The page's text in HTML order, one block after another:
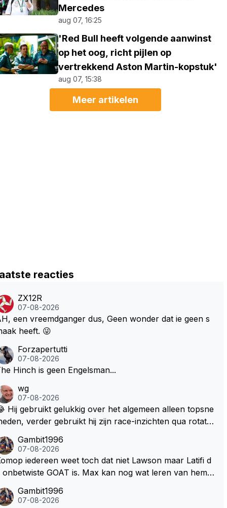
Mercedes
aug 07, 16:25
'Red Bull heeft volgende aanwinst
op het oog, richt pijlen op
vertrekkend Aston Martin-kopstuk'
aug 07, 15:38
Meer artikelen
reacties
ZX12R
07-08-2026
een vreemdganger dus, Geen wonder dat ie geen s
heeft. 😜
Forzapertutti
07-08-2026
Hinch is geen Engelsman...
wg
07-08-2026
Hij gebruikt gelukkig over het algemeen alleen topsne
verder gebruikt hij zijn race-inzichten qua rotati
helemaal niets, dus wat dat betreft heeft hij sowieso g
😂.
Gambit1996
07-08-2026
iedereen weet toch dat niet Lawson maar Latifi d
onbetwiste GOAT is. Max kan nog wat leren van hem E
Latifi pakt ze allemaal met de ogen dicht met als o
Gambit1996
07-08-2026